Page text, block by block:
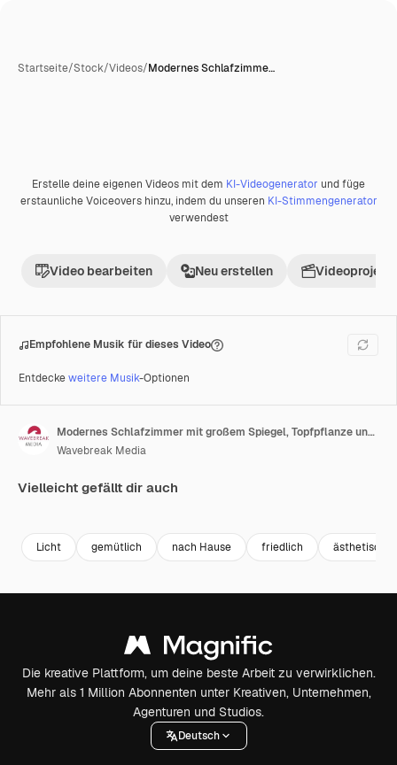
Startseite/Stock/Videos/Modernes Schlafzimme…
Premium
Erstelle deine eigenen Videos mit dem KI-Videogenerator und füge
erstaunliche Voiceovers hinzu, indem du unseren KI-Stimmengenerator
verwendest
Video bearbeiten Neu erstellen Videoprojekt
Empfohlene Musik für dieses Video
Entdeckeweitere Musik-Optionen
Modernes Schlafzimmer mit großem Spiegel, Topfpflanze und ordentlich gemachtem Bett, Platz für Text
Wavebreak Media
Vielleicht gefällt dir auch
Licht gemütlich nach Hause friedlich ästhetisch
Die kreative Plattform, um deine beste Arbeit zu verwirklichen.
Mehr als 1 Million Abonnenten unter Kreativen, Unternehmen,
Agenturen und Studios.
Deutsch